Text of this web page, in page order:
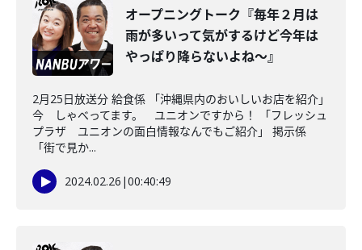
オープニングトーク『毎年２月は
雨が多いって気がするけど今年は
やっぱり降らないよね～』
2月25日放送分 給食係 「沖縄県内のおいしいお店を紹介」
今 しゃべってます。 ユニオンですから！ 「フレッシュ
プラザ ユニオンの面白情報なんでもご紹介」 掲示係
「街で見か...
2024.02.26 |00:40:49